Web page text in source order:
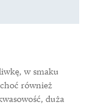
w smaku
również
duża